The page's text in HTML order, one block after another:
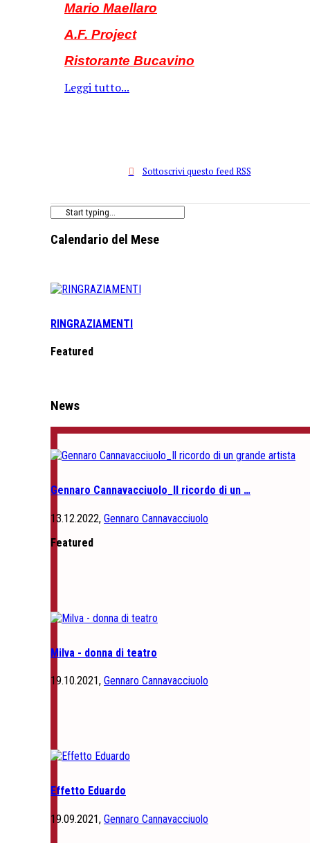
Mario Maellaro
A.F. Project
Ristorante Bucavino
Leggi tutto...
Sottoscrivi questo feed RSS
Calendario del Mese
RINGRAZIAMENTI
Featured
News
Gennaro Cannavacciuolo_Il ricordo di un …
13.12.2022, Gennaro Cannavacciuolo
Featured
Milva - donna di teatro
19.10.2021, Gennaro Cannavacciuolo
Effetto Eduardo
19.09.2021, Gennaro Cannavacciuolo